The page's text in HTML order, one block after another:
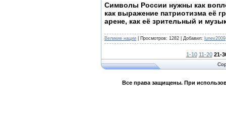
Символы России нужны как
как выражение патриотизма её
арене, как её зрительный и
Великие нации | Просмотров: 1282 | Добавил: lunev2009
1-10 11-20 21-
Все права защищены. При